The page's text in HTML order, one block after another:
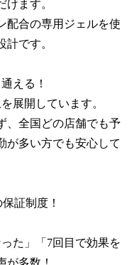
ます。
配合の専用ジェルを使
です。
える！
展開しています。
、全国どの店舗でも予
が多い方でも安心して
証制度！
た」「7回目で効果を
が多数！